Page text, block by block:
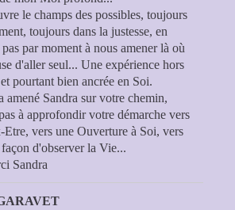
le champs des possibles, toujours
toujours dans la justesse, en
par moment à nous amener là où
d'aller seul... Une expérience hors
pourtant bien ancrée en Soi.
amené Sandra sur votre chemin,
à approfondir votre démarche vers
vers une Ouverture à Soi, vers
d'observer la Vie...
Sandra